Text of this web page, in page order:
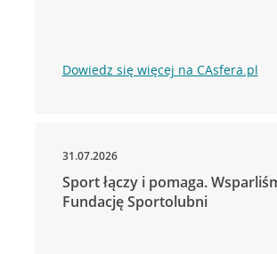
Dowiedz się więcej na CAsfera.pl
31.07.2026
Sport łączy i pomaga.
Fundację Sportolubni